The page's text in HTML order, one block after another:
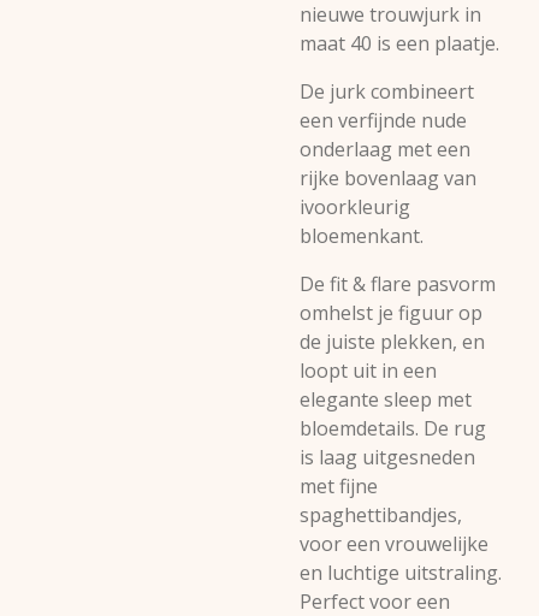
nieuwe trouwjurk in
maat 40 is een plaatje.
De jurk combineert
een verfijnde nude
onderlaag met een
rijke bovenlaag van
ivoorkleurig
bloemenkant.
De fit & flare pasvorm
omhelst je figuur op
de juiste plekken, en
loopt uit in een
elegante sleep met
bloemdetails. De rug
is laag uitgesneden
met fijne
spaghettibandjes,
voor een vrouwelijke
en luchtige uitstraling.
Perfect voor een